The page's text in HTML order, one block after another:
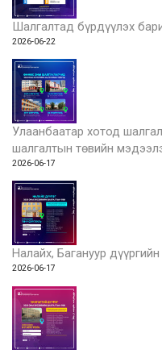
Шалгалтад бүрдүүлэх
2026-06-22
Улаанбаатар хотод
шалгалтын төвийн
2026-06-17
Налайх, Багануур
2026-06-17